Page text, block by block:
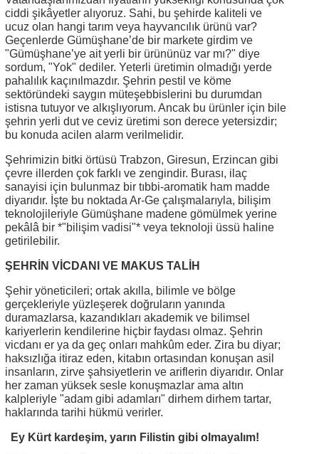
ciddi şikâyetler alıyoruz. Sahi, bu şehirde kaliteli ve
ucuz olan hangi tarım veya hayvancılık ürünü var?
Geçenlerde Gümüşhane’de bir markete girdim ve
"Gümüşhane’ye ait yerli bir ürününüz var mı?" diye
sordum, "Yok" dediler. Yeterli üretimin olmadığı yerde
pahalılık kaçınılmazdır. Şehrin pestil ve köme
sektöründeki saygın müteşebbislerini bu durumdan
istisna tutuyor ve alkışlıyorum. Ancak bu ürünler için bile
şehrin yerli dut ve ceviz üretimi son derece yetersizdir;
bu konuda acilen alarm verilmelidir.
Şehrimizin bitki örtüsü Trabzon, Giresun, Erzincan gibi
çevre illerden çok farklı ve zengindir. Burası, ilaç
sanayisi için bulunmaz bir tıbbi-aromatik ham madde
diyarıdır. İşte bu noktada Ar-Ge çalışmalarıyla, bilişim
teknolojileriyle Gümüşhane madene gömülmek yerine
pekâlâ bir *"bilişim vadisi"* veya teknoloji üssü haline
getirilebilir.
ŞEHRİN VİCDANI VE MAKUS TALİH
Şehir yöneticileri; ortak akılla, bilimle ve bölge
gerçekleriyle yüzleşerek doğruların yanında
duramazlarsa, kazandıkları akademik ve bilimsel
kariyerlerin kendilerine hiçbir faydası olmaz. Şehrin
vicdanı er ya da geç onları mahkûm eder. Zira bu diyar;
haksızlığa itiraz eden, kitabın ortasından konuşan asil
insanların, zirve şahsiyetlerin ve ariflerin diyarıdır. Onlar
her zaman yüksek sesle konuşmazlar ama altın
kalpleriyle "adam gibi adamları" dirhem dirhem tartar,
haklarında tarihi hükmü verirler.
Ey Kürt kardeşim, yarın Filistin gibi olmayalım!